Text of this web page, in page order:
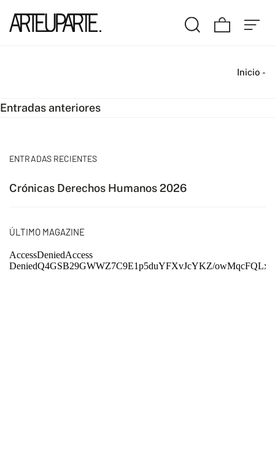
Inicio -
Navegación
entradas
Entradas anteriores
ENTRADAS RECIENTES
Crónicas Derechos Humanos 2026
ÚLTIMO MAGAZINE